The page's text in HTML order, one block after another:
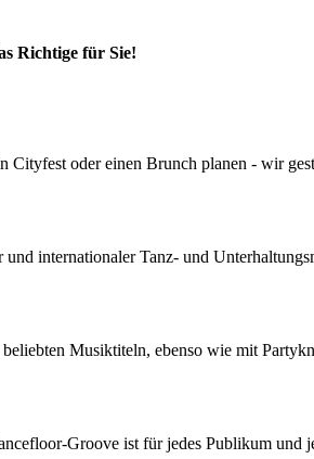
Richtige für Sie!
oder einen Brunch planen - wir
internationaler Tanz- und
Musiktiteln, ebenso wie mit
Groove ist für jedes Publikum und